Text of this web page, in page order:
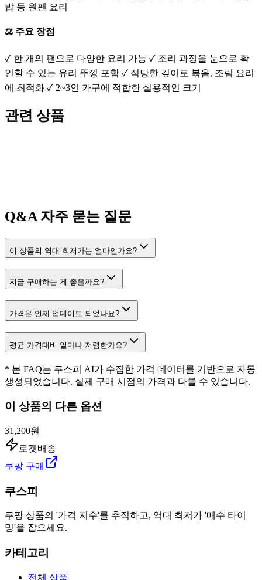
밥 등 원팬 요리
⚖️ 주요 장점
✓ 한 개의 팬으로 다양한 요리 가능 ✓ 조리 과정을 눈으로 확
인할 수 있는 유리 뚜껑 포함 ✓ 적당한 깊이로 볶음, 조림 요리
에 최적화 ✓ 2~3인 가구에 적합한 실용적인 크기
관련 상품
Q&A 자주 묻는 질문
이 상품의 역대 최저가는 얼마인가요?
지금 구매하는 게 좋을까요?
가격은 언제 업데이트 되었나요?
평균 가격대비 얼마나 저렴한가요?
* 본 FAQ는 쿠스피 AI가 수집한 가격 데이터를 기반으로 자동
생성되었습니다. 실제 구매 시점의 가격과 다를 수 있습니다.
이 상품의 다른 옵션
31,200원
로켓배송
쿠팡 구매
쿠스피
쿠팡 상품의 '가격 지수'를 추적하고, 역대 최저가 '매수 타이
밍'을 잡으세요.
카테고리
전체 상품